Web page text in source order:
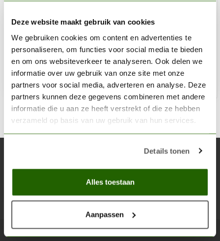
Deze website maakt gebruik van cookies
We gebruiken cookies om content en advertenties te
personaliseren, om functies voor social media te bieden
en om ons websiteverkeer te analyseren. Ook delen we
informatie over uw gebruik van onze site met onze
partners voor social media, adverteren en analyse. Deze
partners kunnen deze gegevens combineren met andere
informatie die u aan ze heeft verstrekt of die ze hebben
verzameld op basis van uw gebruik van hun services.
Details tonen
Alles toestaan
Aanpassen
Model Wash Light Rust - 35ml - 76505
€5,73
Niet op voorraad
Blijf op de hoogte over onze laatste acties